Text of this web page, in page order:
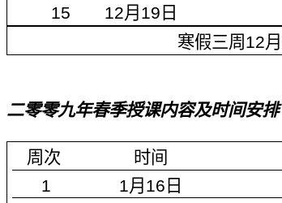
15 12月 19 日
寒假三周 12月
二零零九年春季授课内容及时间安排
周次 时间
1 1月 16 日